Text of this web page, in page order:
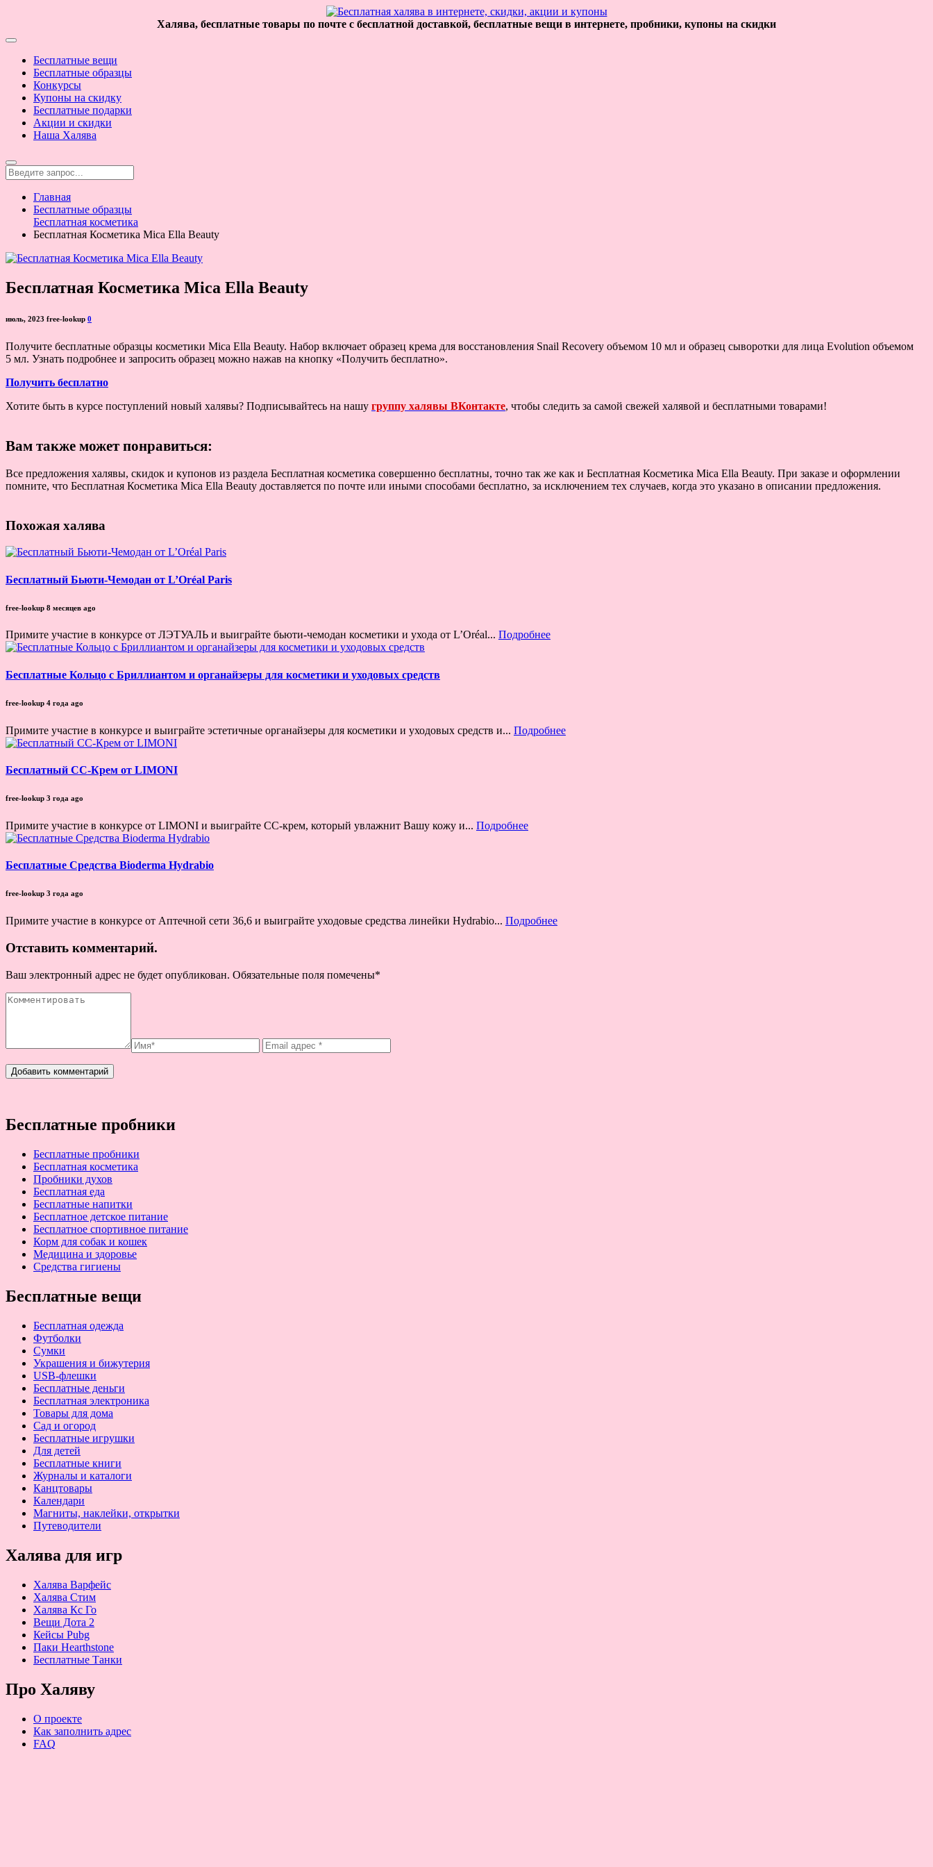
Халява, бесплатные товары по почте с бесплатной доставкой, бесплатные вещи в интернете, пробники, купоны на скидки
Бесплатные вещи
Бесплатные образцы
Конкурсы
Купоны на скидку
Бесплатные подарки
Акции и скидки
Наша Халява
Главная
Бесплатные образцы
Бесплатная косметика
Бесплатная Косметика Mica Ella Beauty
Бесплатная Косметика Mica Ella Beauty
июль, 2023 free-lookup 0
Получите бесплатные образцы косметики Mica Ella Beauty. Набор включает образец крема для восстановления Snail Recovery объемом 10 мл и образец сыворотки для лица Evolution объемом
5 мл. Узнать подробнее и запросить образец можно нажав на кнопку «Получить бесплатно».
Получить бесплатно
Хотите быть в курсе поступлений новый халявы? Подписывайтесь на нашу группу халявы ВКонтакте, чтобы следить за самой свежей халявой и бесплатными товарами!
Вам также может понравиться:
Все предложения халявы, скидок и купонов из раздела Бесплатная косметика совершенно бесплатны, точно так же как и Бесплатная Косметика Mica Ella Beauty. При заказе и оформлении
помните, что Бесплатная Косметика Mica Ella Beauty доставляется по почте или иными способами бесплатно, за исключением тех случаев, когда это указано в описании предложения.
Похожая халява
Бесплатный Бьюти-Чемодан от L’Oréal Paris
free-lookup 8 месяцев ago
Примите участие в конкурсе от ЛЭТУАЛЬ и выиграйте бьюти-чемодан косметики и ухода от L’Oréal... Подробнее
Бесплатные Кольцо с Бриллиантом и органайзеры для косметики и уходовых средств
free-lookup 4 года ago
Примите участие в конкурсе и выиграйте эстетичные органайзеры для косметики и уходовых средств и... Подробнее
Бесплатный CC-Крем от LIMONI
free-lookup 3 года ago
Примите участие в конкурсе от LIMONI и выиграйте CC-крем, который увлажнит Вашу кожу и... Подробнее
Бесплатные Средства Bioderma Hydrabio
free-lookup 3 года ago
Примите участие в конкурсе от Аптечной сети 36,6 и выиграйте уходовые средства линейки Hydrabio... Подробнее
Отставить комментарий.
Ваш электронный адрес не будет опубликован. Обязательные поля помечены*
Бесплатные пробники
Бесплатные пробники
Бесплатная косметика
Пробники духов
Бесплатная еда
Бесплатные напитки
Бесплатное детское питание
Бесплатное спортивное питание
Корм для собак и кошек
Медицина и здоровье
Средства гигиены
Бесплатные вещи
Бесплатная одежда
Футболки
Сумки
Украшения и бижутерия
USB-флешки
Бесплатные деньги
Бесплатная электроника
Товары для дома
Сад и огород
Бесплатные игрушки
Для детей
Бесплатные книги
Журналы и каталоги
Канцтовары
Календари
Магниты, наклейки, открытки
Путеводители
Халява для игр
Халява Варфейс
Халява Стим
Халява Кс Го
Вещи Дота 2
Кейсы Pubg
Паки Hearthstone
Бесплатные Танки
Про Халяву
О проекте
Как заполнить адрес
FAQ